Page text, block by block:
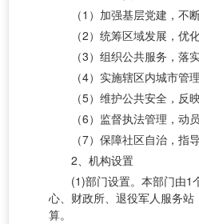
（1）加强基层党建，不
（2）统筹区域发展，优
（3）组织公共服务，落
（4）实施辖区内城市管
（5）维护公共安全，反
（6）监督执法管理，动
（7）保障社区自治，指
2、机构设置
(1)部门设置。本部门由1
心、财政所、退役军人服务站
算。